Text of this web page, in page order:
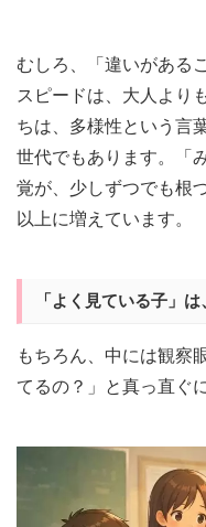
むしろ、「違いがある
スピードは、大人より
ちは、多様性という言
世代でもあります。「
覚が、少しずつでも根
以上に増えています。
「よく見ている子」
もちろん、中には観察
てるの？」と真っ直ぐ